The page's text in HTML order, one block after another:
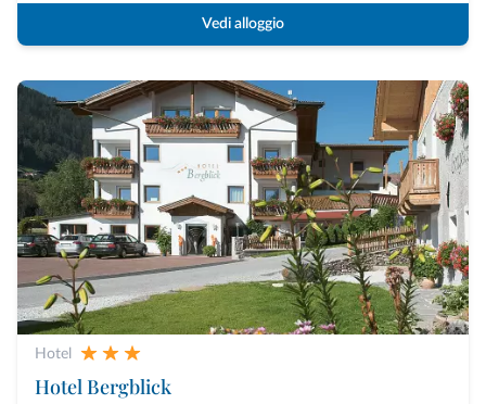
Vedi alloggio
Hotel
Hotel Bergblick